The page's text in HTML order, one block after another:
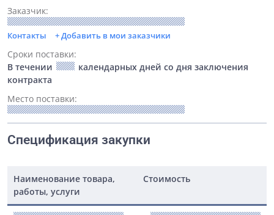
Заказчик:
Контакты + Добавить в мои заказчики
Сроки поставки:
В течении
календарных дней со дня заключения
контракта
Место поставки:
Спецификация закупки
Наименование товара,
работы, услуги
Стоимость